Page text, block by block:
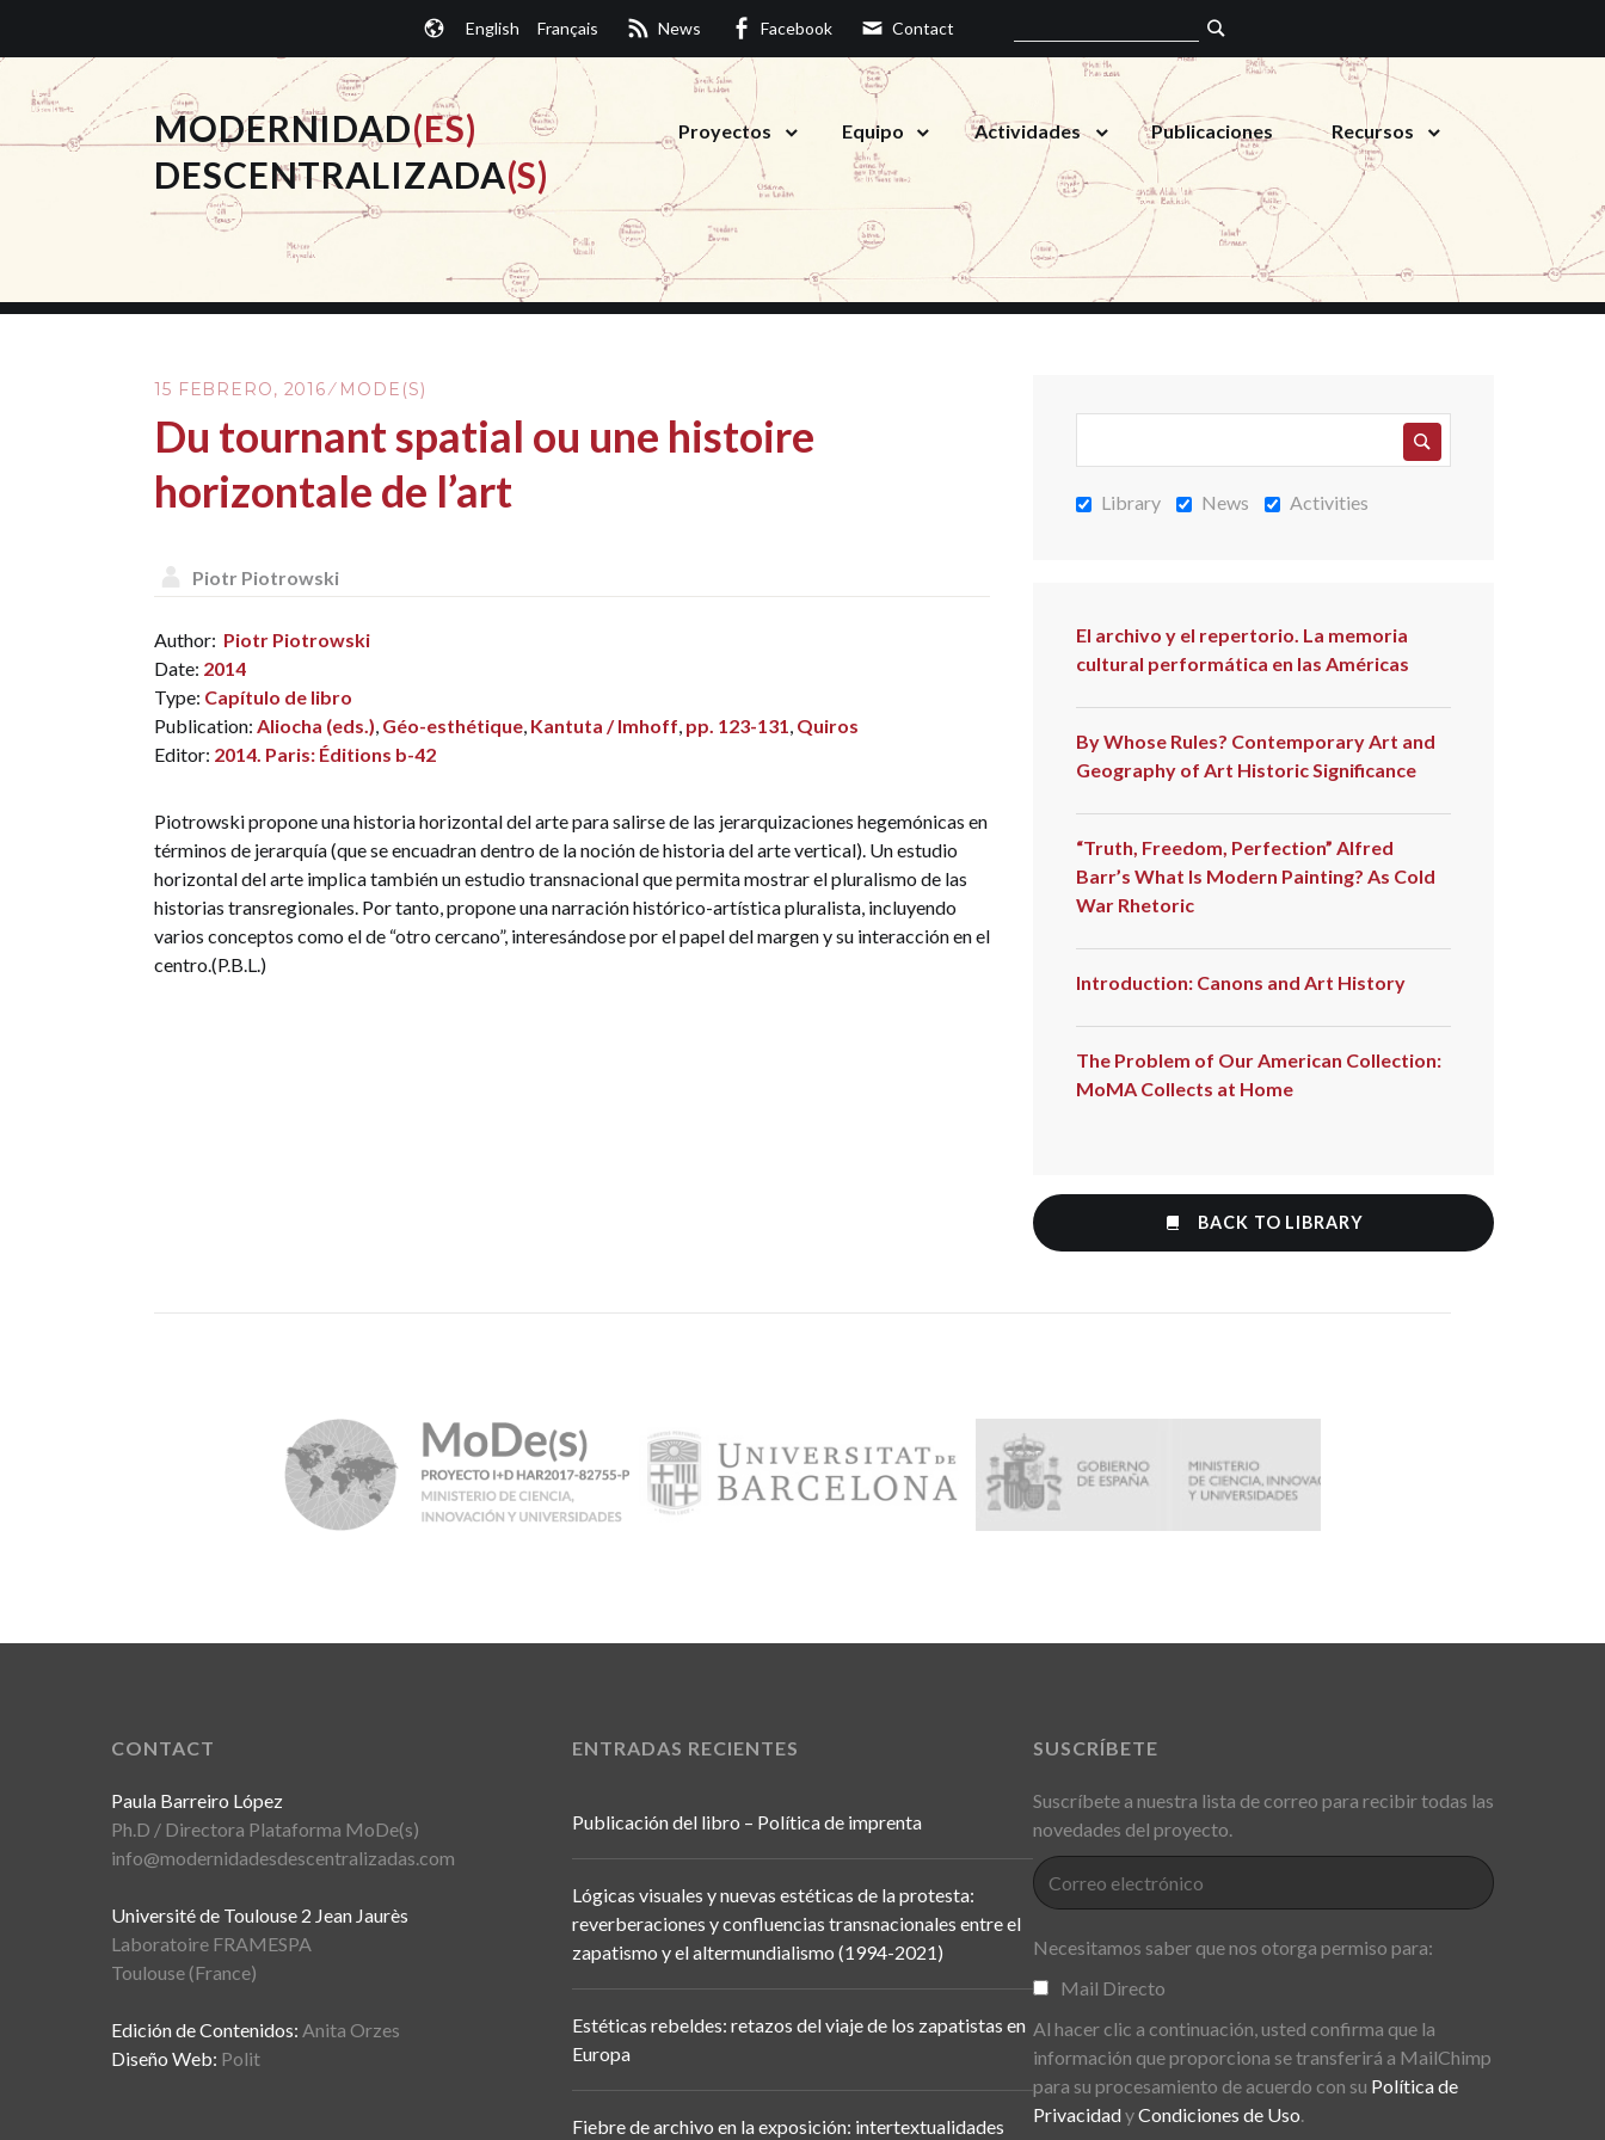
contenido.
English Français News Facebook Contact
MODERNIDAD(ES)
DESCENTRALIZADA(S)
Proyectos Equipo Actividades Publicaciones Recursos
15 FEBRERO, 2016 MODE(S)
Du tournant spatial ou une histoire
horizontale de l’art
Piotr Piotrowski
Author: Piotr Piotrowski
Date: 2014
Type: Capítulo de libro
Publication: Aliocha (eds.) Géo-esthétique Kantuta / Imhoff pp. 123-131 Quiros
Editor: 2014. Paris: Éditions b-42
Piotrowski propone una historia horizontal del arte para salirse de las jerarquizaciones hegemónicas en
términos de jerarquía (que se encuadran dentro de la noción de historia del arte vertical). Un estudio
horizontal del arte implica también un estudio transnacional que permita mostrar el pluralismo de las
historias transregionales. Por tanto, propone una narración histórico-artística pluralista, incluyendo
varios conceptos como el de “otro cercano”, interesándose por el papel del margen y su interacción en el
centro.(P.B.L.)
Library News Activities
El archivo y el repertorio. La memoria
cultural performática en las Américas
By Whose Rules? Contemporary Art and
Geography of Art Historic Significance
“Truth, Freedom, Perfection” Alfred
Barr’s What Is Modern Painting? As Cold
War Rhetoric
Introduction: Canons and Art History
The Problem of Our American Collection:
MoMA Collects at Home
BACK TO LIBRARY
CONTACT
Paula Barreiro López
Ph.D / Directora Plataforma MoDe(s)
info@modernidadesdescentralizadas.com
Université de Toulouse 2 Jean Jaurès
Laboratoire FRAMESPA
Toulouse (France)
Edición de Contenidos: Anita Orzes
Diseño Web: Polit
ENTRADAS RECIENTES
Publicación del libro – Política de imprenta
Lógicas visuales y nuevas estéticas de la protesta:
reverberaciones y confluencias transnacionales entre el
zapatismo y el altermundialismo (1994-2021)
Estéticas rebeldes: retazos del viaje de los zapatistas en
Europa
Fiebre de archivo en la exposición: intertextualidades
SUSCRÍBETE
Suscríbete a nuestra lista de correo para recibir todas las
novedades del proyecto.
Necesitamos saber que nos otorga permiso para:
Mail Directo
Al hacer clic a continuación, usted confirma que la
información que proporciona se transferirá a MailChimp
para su procesamiento de acuerdo con su Política de
PrivacidadyCondiciones de Uso.